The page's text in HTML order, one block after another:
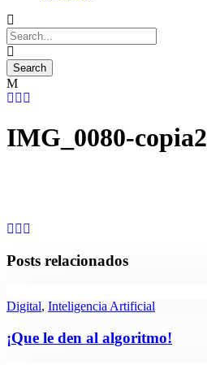
IMG_0080-copia2
Posts relacionados
Digital, Inteligencia Artificial
¡Que le den al algoritmo!